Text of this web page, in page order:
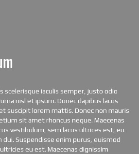
scelerisque iaculis semper, justo odio
nisl et ipsum. Donec dapibus lacus
suscipit lorem mattis. Donec non mauris
sit amet rhoncus neque. Maecenas
vestibulum, sem lacus ultrices est, eu
Suspendisse enim purus, euismod
eu est. Maecenas dignissim